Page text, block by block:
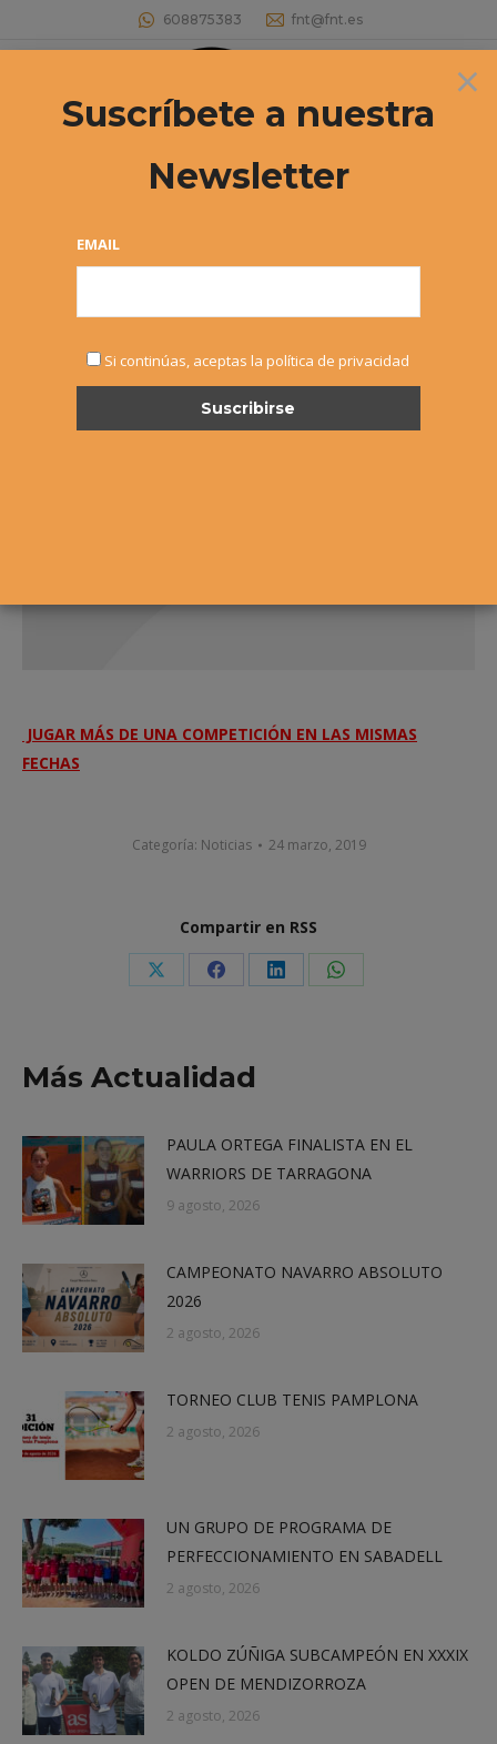
608875383 fnt@fnt.es
Buscar:
JUGAR MÁS DE UNA COMPETICIÓN
JUGAR MÁS DE UNA COMPETICIÓN EN LAS MISMAS
FECHAS
Categoría: Noticias 24 marzo, 2019
Compartir en RSS
Share Share Share Share
Más Actualidad
PAULA ORTEGA FINALISTA EN EL
WARRIORS DE TARRAGONA
9 agosto, 2026
CAMPEONATO NAVARRO ABSOLUTO
2026
2 agosto, 2026
TORNEO CLUB TENIS PAMPLONA
2 agosto, 2026
UN GRUPO DE PROGRAMA DE
PERFECCIONAMIENTO EN SABADELL
2 agosto, 2026
KOLDO ZÚÑIGA SUBCAMPEÓN EN XXXIX
OPEN DE MENDIZORROZA
2 agosto, 2026
×
Suscríbete a nuestra
Newsletter
EMAIL
Si continúas, aceptas la política de privacidad